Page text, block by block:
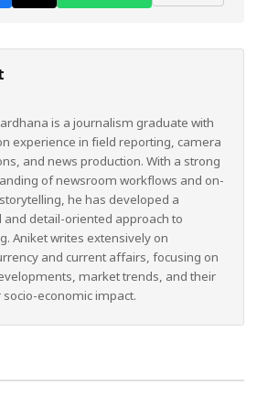
is a journalism graduate with
experience in field reporting, camera
and news production. With a strong
of newsroom workflows and on-
he has developed a
and detail-oriented approach to
Aniket writes extensively on
and current affairs, focusing on
market trends, and their
economic impact.